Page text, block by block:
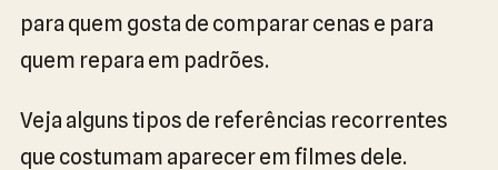
para quem gosta de comparar cenas e para
quem repara em padrões.
Veja alguns tipos de referências recorrentes
que costumam aparecer em filmes dele.